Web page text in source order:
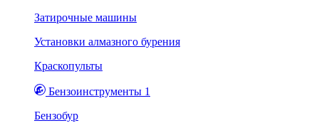
Затирочные машины
Установки алмазного бурения
Краскопульты
Бензоинструменты 1
Бензобур